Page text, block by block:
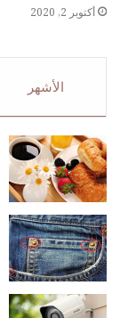
أكتوبر 2, 2020
الأشهر